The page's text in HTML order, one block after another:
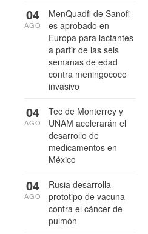
MenQuadfi de Sanofi
es aprobado en
Europa para lactantes
a partir de las seis
semanas de edad
contra meningococo
invasivo
04
AGO
Tec de Monterrey y
UNAM acelerarán el
desarrollo de
medicamentos en
México
04
AGO
Rusia desarrolla
prototipo de vacuna
contra el cáncer de
pulmón
04
AGO